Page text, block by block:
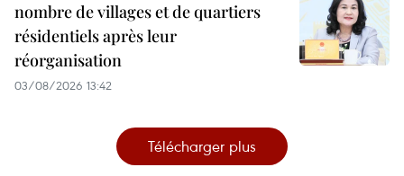
nombre de villages et de quartiers
résidentiels après leur
réorganisation
03/08/2026 13:42
Télécharger plus